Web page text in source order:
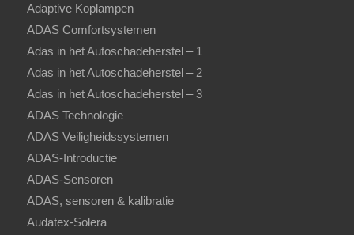
Adaptive Koplampen
ADAS Comfortsystemen
Adas in het Autoschadeherstel – 1
Adas in het Autoschadeherstel – 2
Adas in het Autoschadeherstel – 3
ADAS Technologie
ADAS Veiligheidssystemen
ADAS-Introductie
ADAS-Sensoren
ADAS, sensoren & kalibratie
Audatex-Solera